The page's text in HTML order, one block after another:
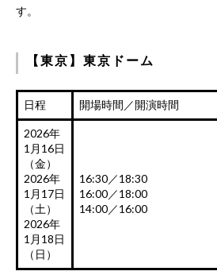
す。
【東京】東京ドーム
日程 開場時間／開演時間
2026年
1月16日
（金）
2026年
1月17日
（土）
2026年
1月18日
（日）
16:30／18:30
16:00／18:00
14:00／16:00